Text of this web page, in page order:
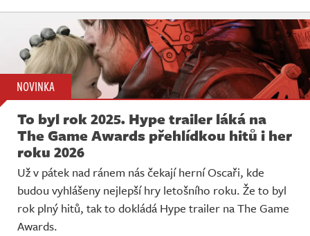
NOVINKA
To byl rok 2025. Hype trailer láká na
The Game Awards přehlídkou hitů i her
roku 2026
Už v pátek nad ránem nás čekají herní Oscaři, kde
budou vyhlášeny nejlepší hry letošního roku. Že to byl
rok plný hitů, tak to dokládá Hype trailer na The Game
Awards.